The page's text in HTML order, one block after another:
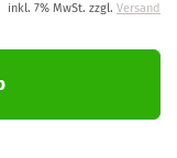
inkl. 7% MwSt. zzgl. Versand